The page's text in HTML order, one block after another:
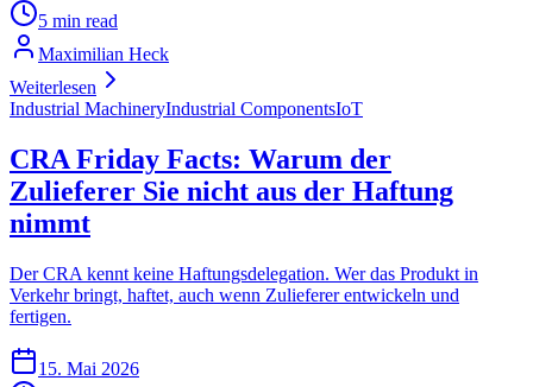
5 min read
Maximilian Heck
Weiterlesen
Industrial MachineryIndustrial ComponentsIoT
CRA Friday Facts: Warum der
Zulieferer Sie nicht aus der Haftung
nimmt
Der CRA kennt keine Haftungsdelegation. Wer das Produkt in
Verkehr bringt, haftet, auch wenn Zulieferer entwickeln und
fertigen.
15. Mai 2026